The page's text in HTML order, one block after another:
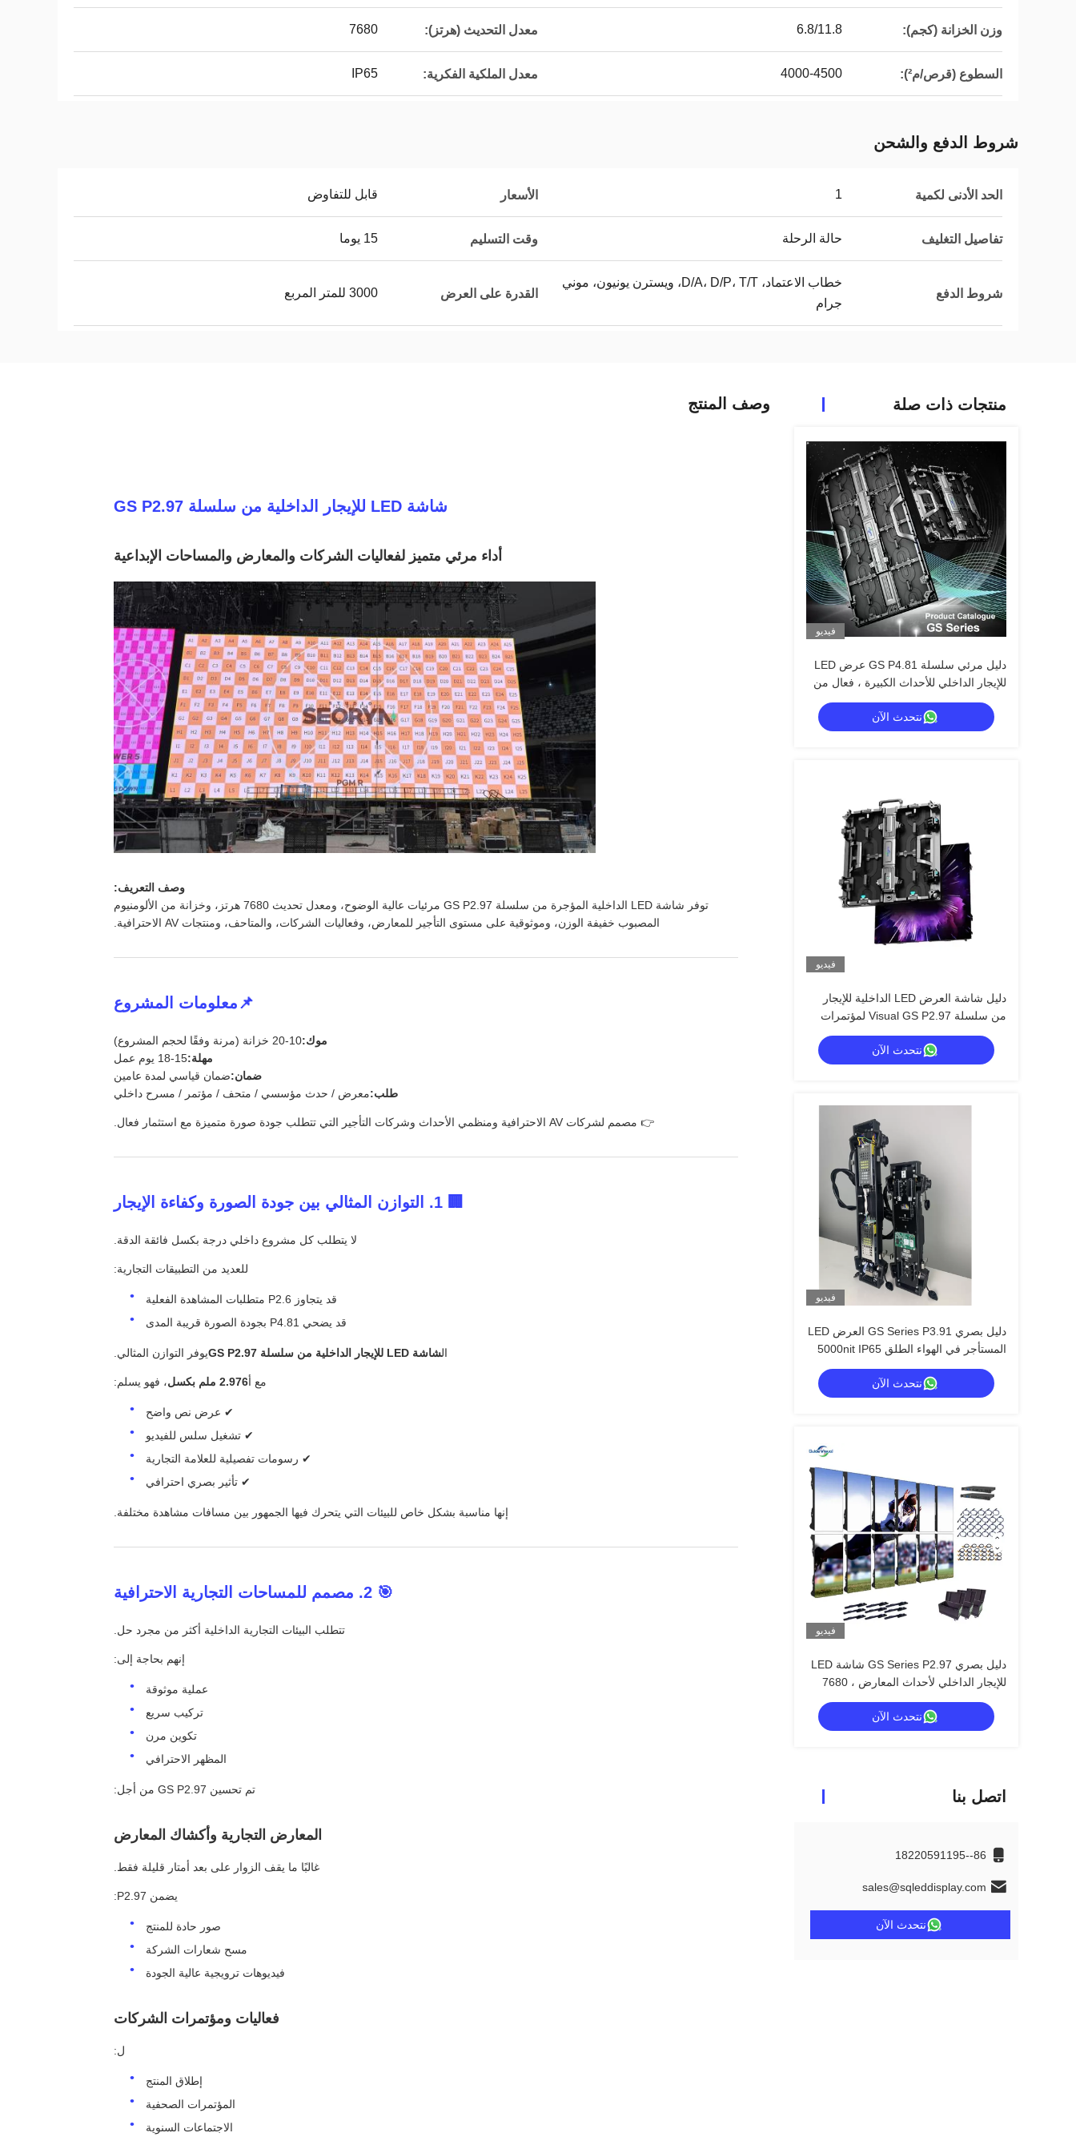
وزن الخزانة (كجم): 6.8/11.8 معدل التحديث (هرتز): 7680
السطوع (قرص/م²): 4000-4500 معدل الملكية الفكرية: IP65
شروط الدفع والشحن
الحد الأدنى لكمية 1 الأسعار قابل للتفاوض
تفاصيل التغليف حالة الرحلة وقت التسليم 15 يوما
شروط الدفع
خطاب الاعتماد، D/A، D/P، T/T، ويسترن يونيون، موني
جرام
القدرة على العرض 3000 للمتر المربع
منتجات ذات صلة
فيديو
دليل مرئي سلسلة GS P4.81 عرض LED
للإيجار الداخلي للأحداث الكبيرة ، فعال من
حيث التكلفة 7680Hz CE
نتحدث الآن
فيديو
دليل شاشة العرض LED الداخلية للإيجار
من سلسلة Visual GS P2.97 لمؤتمرات
المعارض، 7680 هرتز بدون شاشة سوداء
CE
نتحدث الآن
فيديو
دليل بصري GS Series P3.91 العرض LED
المستأجر في الهواء الطلق 5000nit IP65
لمهرجان الموسيقى ، 7680Hz احتياطي
مزدوج
نتحدث الآن
فيديو
دليل بصري GS Series P2.97 شاشة LED
للإيجار الداخلي لأحداث المعارض ، 7680
هرتز بدون شاشة سوداء CE
نتحدث الآن
اتصل بنا
86--18220591195
sales@sqleddisplay.com
نتحدث الآن
وصف المنتج
شاشة LED للإيجار الداخلية من سلسلة GS P2.97
أداء مرئي متميز لفعاليات الشركات والمعارض والمساحات الإبداعية
وصف التعريف:
توفر شاشة LED الداخلية المؤجرة من سلسلة GS P2.97 مرئيات عالية الوضوح، ومعدل تحديث 7680 هرتز، وخزانة من الألومنيوم
المصبوب خفيفة الوزن، وموثوقية على مستوى التأجير للمعارض، وفعاليات الشركات، والمتاحف، ومنتجات AV الاحترافية.
📌معلومات المشروع
موك:10-20 خزانة (مرنة وفقًا لحجم المشروع)
مهلة:15-18 يوم عمل
ضمان:ضمان قياسي لمدة عامين
طلب:معرض / حدث مؤسسي / متحف / مؤتمر / مسرح داخلي
👉 مصمم لشركات AV الاحترافية ومنظمي الأحداث وشركات التأجير التي تتطلب جودة صورة متميزة مع استثمار فعال.
🏢 1. التوازن المثالي بين جودة الصورة وكفاءة الإيجار
لا يتطلب كل مشروع داخلي درجة بكسل فائقة الدقة.
للعديد من التطبيقات التجارية:
قد يتجاوز P2.6 متطلبات المشاهدة الفعلية
قد يضحي P4.81 بجودة الصورة قريبة المدى
الشاشة LED للإيجار الداخلية من سلسلة GS P2.97 يوفر التوازن المثالي.
مع أ2.976 ملم بكسل ، فهو يسلم:
✔ عرض نص واضح
✔ تشغيل سلس للفيديو
✔ رسومات تفصيلية للعلامة التجارية
✔ تأثير بصري احترافي
إنها مناسبة بشكل خاص للبيئات التي يتحرك فيها الجمهور بين مسافات مشاهدة مختلفة.
🎯 2. مصمم للمساحات التجارية الاحترافية
تتطلب البيئات التجارية الداخلية أكثر من مجرد حل.
إنهم بحاجة إلى:
عملية موثوقة
تركيب سريع
تكوين مرن
المظهر الاحترافي
تم تحسين GS P2.97 من أجل:
المعارض التجارية وأكشاك المعارض
غالبًا ما يقف الزوار على بعد أمتار قليلة فقط.
يضمن P2.97:
صور حادة للمنتج
مسح شعارات الشركة
فيديوهات ترويجية عالية الجودة
فعاليات ومؤتمرات الشركات
ل:
إطلاق المنتج
المؤتمرات الصحفية
الاجتماعات السنوية